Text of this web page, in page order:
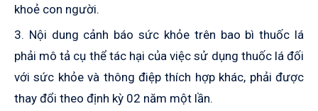
khoẻ con người.
3. Nội dung cảnh báo sức khỏe trên bao bì thuốc lá
phải mô tả cụ thể tác hại của việc sử dụng thuốc lá đối
với sức khỏe và thông điệp thích hợp khác, phải được
thay đổi theo định kỳ 02 năm một lần.